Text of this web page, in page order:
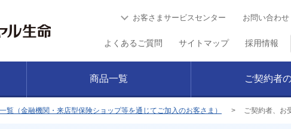
お客さまサービスセンター お問い合わせ
よくあるご質問 サイトマップ 採用情報
商品一覧 ご契約者
覧（金融機関・来店型保険ショップ等を通じてご加入のお客さま） ご契約者、お